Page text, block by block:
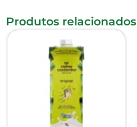
Produtos relacionados